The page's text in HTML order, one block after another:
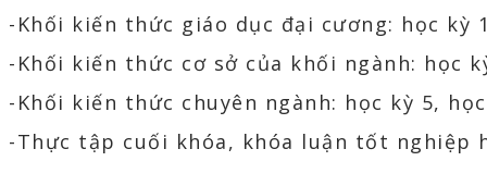
-Khối kiến thức giáo dục đại cương: học kỳ
-Khối kiến thức cơ sở của khối ngành: học
-Khối kiến thức chuyên ngành: học kỳ 5,
-Thực tập cuối khóa, khóa luận tốt nghiệp